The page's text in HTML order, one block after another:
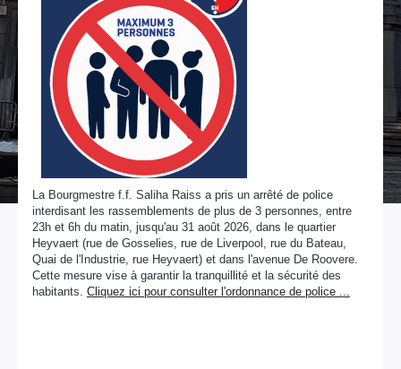
La Bourgmestre f.f. Saliha Raiss a pris un arrêté de police
interdisant les rassemblements de plus de 3 personnes, entre
23h et 6h du matin, jusqu'au 31 août 2026, dans le quartier
Heyvaert (rue de Gosselies, rue de Liverpool, rue du Bateau,
Quai de l'Industrie, rue Heyvaert) et dans l'avenue De Roovere.
Cette mesure vise à garantir la tranquillité et la sécurité des
habitants. Cliquez ici pour consulter l'ordonnance de police ...